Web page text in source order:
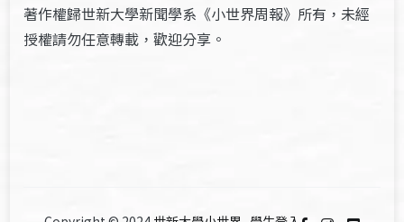
著作權歸世新大學新聞學系《小世界周報》所有，未經
授權請勿任意轉載，歡迎分享。